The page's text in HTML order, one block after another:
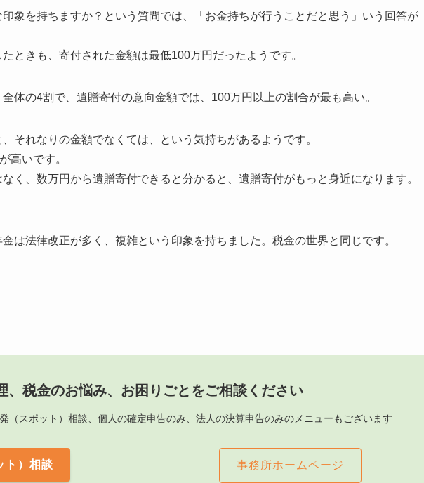
象を持ちますか？という質問では、「お金持ちが行うことだと思う」いう回答が
ときも、寄付された金額は最低100万円だったようです。
体の4割で、遺贈寄付の意向金額では、100万円以上の割合が最も高い。
それなりの金額でなくては、という気持ちがあるようです。
高いです。
く、数万円から遺贈寄付できると分かると、遺贈寄付がもっと身近になります。
は法律改正が多く、複雑という印象を持ちました。税金の世界と同じです。
、税金のお悩み、お困りごとをご相談ください
（スポット）相談、個人の確定申告のみ、法人の決算申告のみのメニューもございます
ト）相談 事務所ホームページ